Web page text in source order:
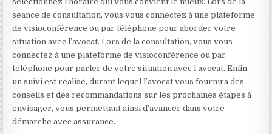
séance de consultation, vous vous connectez à une plateforme
de visioconférence ou par téléphone pour aborder votre
situation avec l’avocat. Lors de la consultation, vous vous
connectez à une plateforme de visioconférence ou par
téléphone pour parler de votre situation avec l’avocat. Enfin,
un suivi est réalisé, durant lequel l’avocat vous fournira des
conseils et des recommandations sur les prochaines étapes à
envisager, vous permettant ainsi d’avancer dans votre
démarche avec assurance.